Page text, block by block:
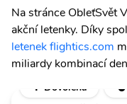
Na stránce ObleťSvět
akční letenky. Díky
letenek flightics.com
miliardy kombinací
🌴 Dovolená